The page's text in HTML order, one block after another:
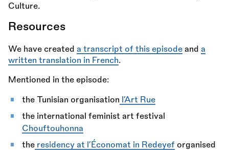
Culture.
Resources
We have created a transcript of this episode and a
written translation in French.
Mentioned in the episode:
the Tunisian organisation l’Art Rue
the international feminist art festival
Chouftouhonna
the residency at l’Économat in Redeyef organised